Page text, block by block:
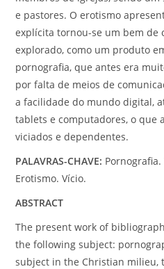
e pastores. O erotismo
explícita tornou-se um bem de
explorado, como um produto
pornografia, que antes era
por falta de meios de
a facilidade do mundo digital,
tablets e computadores, o que
viciados e dependentes.
PALAVRAS-CHAVE:
Erotismo. Vício.
ABSTRACT
The present work of
the following subject:
subject in the Christian milieu,